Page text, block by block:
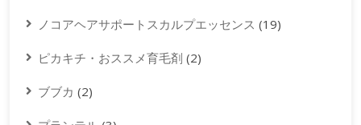
ノコアヘアサポートスカルプエッセンス (19)
ピカキチ・おススメ育毛剤 (2)
ブブカ (2)